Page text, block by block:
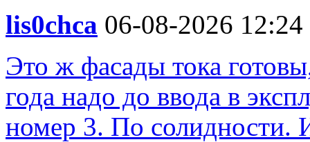
lis0chca 06-08-2026 12:24
Это ж фасады тока
года надо до ввода в
номер 3. По солидности.